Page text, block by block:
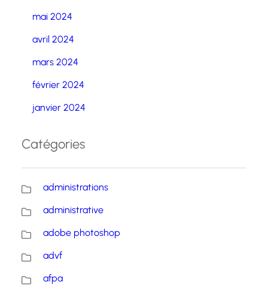
mai 2024
avril 2024
mars 2024
février 2024
janvier 2024
Catégories
administrations
administrative
adobe photoshop
advf
afpa